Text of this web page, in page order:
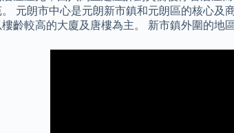
。 元朗市中心是元朗新市鎮和元朗區的核心及
齡較高的大廈及唐樓為主。 新市鎮外圍的地